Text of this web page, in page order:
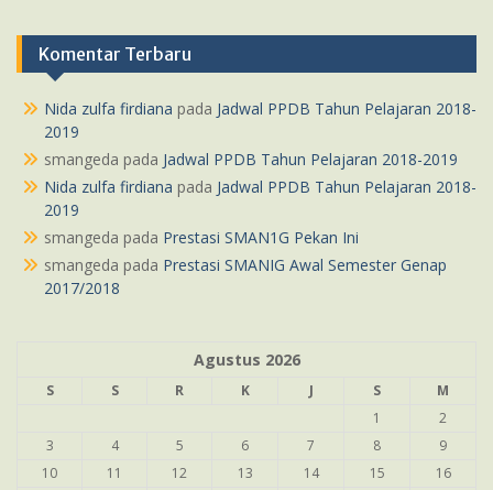
Komentar Terbaru
Nida zulfa firdiana pada Jadwal PPDB Tahun Pelajaran 2018-
2019
smangeda pada Jadwal PPDB Tahun Pelajaran 2018-2019
Nida zulfa firdiana pada Jadwal PPDB Tahun Pelajaran 2018-
2019
smangeda pada Prestasi SMAN1G Pekan Ini
smangeda pada Prestasi SMANIG Awal Semester Genap
2017/2018
Agustus 2026
S S R K J S
M
1
2
3
4 5 6 7 8
9
10
11 12 13 14 15
16